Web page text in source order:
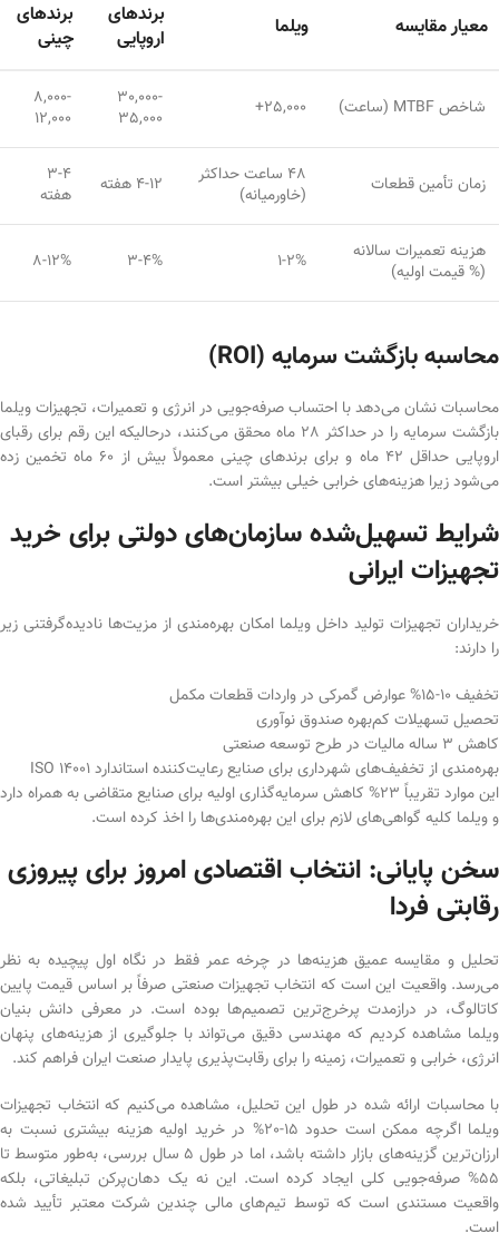
معیار مقایسه ویلما
برندهای
اروپایی
برندهای
چینی
شاخص MTBF (ساعت) 25,000+
30,000-
35,000
8,000-
12,000
زمان تأمین قطعات
48 ساعت حداکثر
(خاورمیانه)
4-12 هفته
3-4
هفته
هزینه تعمیرات سالانه
(% قیمت اولیه)
1-2%
3-4%
8-12%
محاسبه بازگشت سرمایه (ROI)
محاسبات نشان می‌دهد با احتساب صرفه‌جویی در انرژی و تعمیرات، تجهیزات ویلما
بازگشت سرمایه را در حداکثر 28 ماه محقق می‌کنند، درحالیکه این رقم برای رقبای
اروپایی حداقل 42 ماه و برای برندهای چینی معمولاً بیش از 60 ماه تخمین زده
می‌شود زیرا هزینه‌های خرابی خیلی بیشتر است.
شرایط تسهیل‌شده سازمان‌های دولتی برای خرید
تجهیزات ایرانی
خریداران تجهیزات تولید داخل ویلما امکان بهره‌مندی از مزیت‌ها نادیده‌گرفتنی زیر
را دارند:
تخفیف 10-15% عوارض گمرکی در واردات قطعات مکمل
تحصیل تسهیلات کم‌بهره صندوق نوآوری
کاهش 3 ساله مالیات در طرح توسعه صنعتی
بهره‌مندی از تخفیف‌های شهرداری برای صنایع رعایت‌کننده استاندارد ISO 14001
این موارد تقریباً 23% کاهش سرمایه‌گذاری اولیه برای صنایع متقاضی به همراه دارد
و ویلما کلیه گواهی‌های لازم برای این بهره‌مندی‌ها را اخذ کرده است.
سخن پایانی: انتخاب اقتصادی امروز برای پیروزی
رقابتی فردا
تحلیل و مقایسه‌ عمیق هزینه‌ها در چرخه عمر فقط در نگاه اول پیچیده به نظر
می‌رسد. واقعیت این است که انتخاب تجهیزات صنعتی صرفاً بر اساس قیمت پایین
کاتالوگ، در درازمدت پرخرج‌ترین تصمیم‌ها بوده است. در معرفی دانش بنیان
ویلما مشاهده کردیم که مهندسی دقیق می‌تواند با جلوگیری از هزینه‌های پنهان
انرژی، خرابی و تعمیرات، زمینه را برای رقابت‌پذیری پایدار صنعت ایران فراهم کند.
با محاسبات ارائه شده در طول این تحلیل، مشاهده می‌کنیم که انتخاب تجهیزات
ویلما اگرچه ممکن است حدود 15-20% در خرید اولیه هزینه بیشتری نسبت به
ارزان‌ترین گزینه‌های بازار داشته باشد، اما در طول 5 سال بررسی، به‌طور متوسط تا
55% صرفه‌جویی کلی ایجاد کرده است. این نه یک دهان‌پرکن تبلیغاتی، بلکه
واقعیت مستندی است که توسط تیم‌های مالی چندین شرکت معتبر تأیید شده
است.